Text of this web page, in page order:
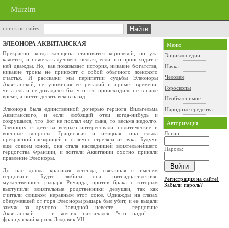
Murzim
поиск по сайту
ЭЛЕОНОРА АКВИТАНСКАЯ
Прекрасно, когда женщина становится королевой, но уж,
кажется, и пожелать лучшего нельзя, если это происходит с
ней дважды. Но, как показывает история, никакие богатства,
никакие троны не приносят с собой обычного женского
счастья. И расскажи мы перипетии судьбы Элеоноры
Аквитанской, не упоминая ее регалий и примет времени,
читатель и не догадался бы, что это происходило не в наше
время, а почти десять веков назад.
Элеонора была единственной дочерью герцога Вильгельма
Аквитанского, и если любящий отец когда-нибудь и
сокрушался, что Бог не послал ему сына, то весьма недолго.
Элеонору с детства всерьез интересовали политические и
военные вопросы. Грациозная и изящная, она слыла
прекрасной наездницей и отлично стреляла из лука. Будучи
еще совсем юной, она стала наследницей влиятельнейшего
герцогства Франции, и жители Аквитании охотно приняли
правление Элеоноры.
До нас дошла красивая легенда, связанная с именем
герцогини. Будто любила она, пятнадцатилетняя,
мужественного рыцаря Ричарда, против брака с которым
выступили влиятельные родственники девушки, так как
считали слишком неравным этот союз. Однажды на глазах
обезумевшей от горя Элеоноры рыцарь был убит, и ее выдали
замуж за другого. Завидной невесте — герцогине
Аквитанской — и жених назначался "что надо" —
французский король Людовик VII.
Меню
Энциклопедии
Наука
Человек
Гороскопы
Необъяснимое
Народные средства
Авторизация
Логин:
Пароль:
Регистрация на сайте!
Забыли пароль?